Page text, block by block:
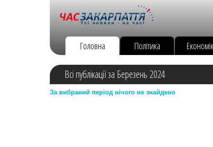
Головна Політика
Всі публікації за Березень 2024
За вибраний період нічого не знайдено